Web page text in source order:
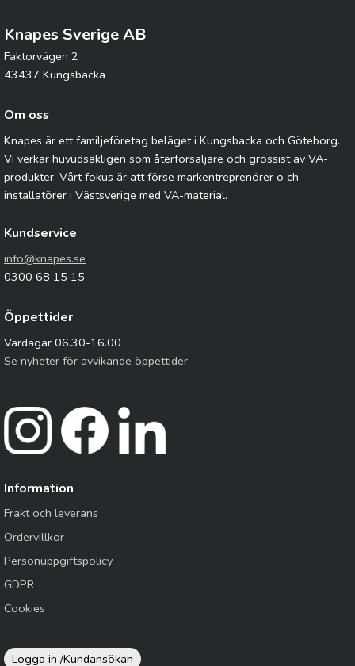
Knapes Sverige AB
Faktorvägen 2
43437 Kungsbacka
Om oss
Knapes är ett familjeföretag beläget i Kungsbacka och Göteborg.
Vi verkar huvudsakligen som återförsäljare och grossist av VA-
produkter. Vårt fokus är att förse markentreprenörer o ch
installatörer i Västsverige med VA-material.
Kundservice
info@knapes.se
0300 68 15 15
Öppettider
Vardagar 06.30-16.00
Se nyheter för avvikande öppettider
Information
Frakt och leverans
Ordervillkor
Personuppgiftspolicy
GDPR
Cookies
Logga in /Kundansökan